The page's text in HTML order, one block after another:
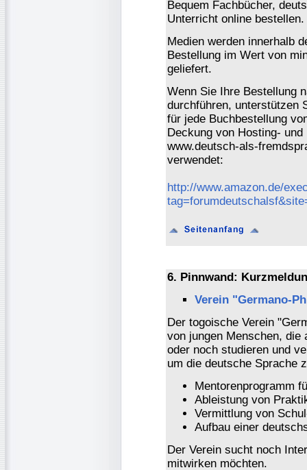
Bequem Fachbücher,
Unterricht online bestellen.
Medien werden innerhalb
Bestellung im Wert von
geliefert.
Wenn Sie Ihre Bestellung
durchführen, unterstützen
für jede Buchbestellung
Deckung von Hosting-
www.deutsch-als-
verwendet:
http://www.amazon.de/
6. Pinnwand:
Verein "Germano-
Der togoische Verein
von jungen Menschen, die
oder noch studieren und
um die deutsche Sprache
Mentorenprogramm
Ableistung von
Vermittlung von
Aufbau einer
Der Verein sucht noch
mitwirken möchten.